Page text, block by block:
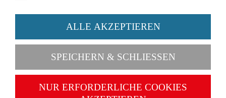
Artikel-Nr. 077853ALLE AKZEPTIEREN
SPEICHERN & SCHLIESSEN
NUR ERFORDERLICHE COOKIES